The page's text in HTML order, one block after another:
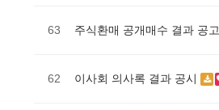
63 주식환매 공개매수 결과 공고
62 이사회 의사록 결과 공시